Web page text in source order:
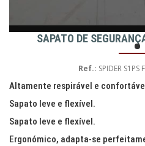
SAPATO DE
Ref.: SPIDER S1PS
Altamente respirável e
Sapato leve e flexível.
Sapato leve e flexível.
Ergonómico, adapta-se